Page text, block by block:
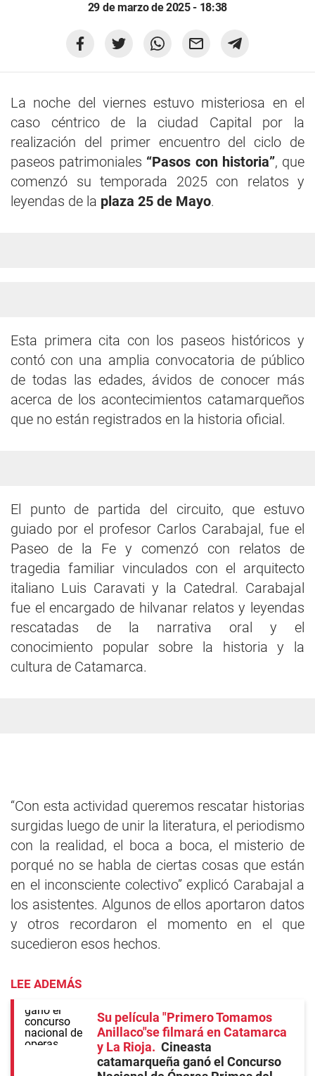
29 de marzo de 2025 - 18:38
La noche del viernes estuvo misteriosa en el
caso céntrico de la ciudad Capital por la
realización del primer encuentro del ciclo de
paseos patrimoniales “Pasos con historia”, que
comenzó su temporada 2025 con relatos y
leyendas de la plaza 25 de Mayo.
Esta primera cita con los paseos históricos y
contó con una amplia convocatoria de público
de todas las edades, ávidos de conocer más
acerca de los acontecimientos catamarqueños
que no están registrados en la historia oficial.
El punto de partida del circuito, que estuvo
guiado por el profesor Carlos Carabajal, fue el
Paseo de la Fe y comenzó con relatos de
tragedia familiar vinculados con el arquitecto
italiano Luis Caravati y la Catedral. Carabajal
fue el encargado de hilvanar relatos y leyendas
rescatadas de la narrativa oral y el
conocimiento popular sobre la historia y la
cultura de Catamarca.
“Con esta actividad queremos rescatar historias
surgidas luego de unir la literatura, el periodismo
con la realidad, el boca a boca, el misterio de
porqué no se habla de ciertas cosas que están
en el inconsciente colectivo” explicó Carabajal a
los asistentes. Algunos de ellos aportaron datos
y otros recordaron el momento en el que
sucedieron esos hechos.
LEE ADEMÁS
Su película "Primero Tomamos
Anillaco"se filmará en Catamarca
y La Rioja
Cineasta
catamarqueña ganó el Concurso